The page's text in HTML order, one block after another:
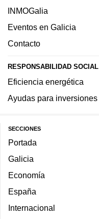
INMOGalia
Eventos en Galicia
Contacto
RESPONSABILIDAD SOCIAL
Eficiencia energética
Ayudas para inversiones
SECCIONES
Portada
Galicia
Economía
España
Internacional